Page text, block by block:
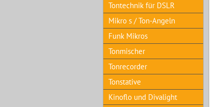
Tontechnik für DSLR
Mikro s / Ton-Angeln
Funk Mikros
Tonmischer
Tonrecorder
Tonstative
Kinoflo und Divalight